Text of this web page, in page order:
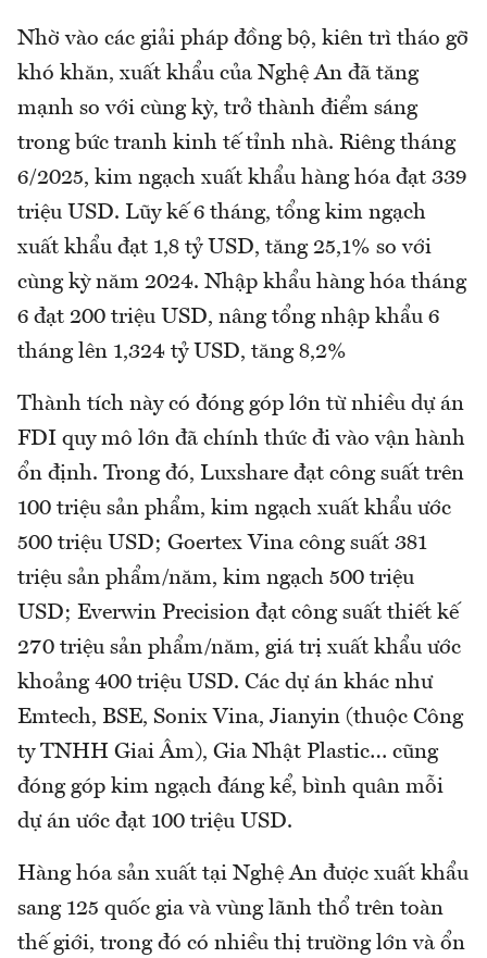
Nhờ vào các giải pháp đồng bộ, kiên trì tháo gỡ
khó khăn, xuất khẩu của Nghệ An đã tăng
mạnh so với cùng kỳ, trở thành điểm sáng
trong bức tranh kinh tế tỉnh nhà. Riêng tháng
6/2025, kim ngạch xuất khẩu hàng hóa đạt 339
triệu USD. Lũy kế 6 tháng, tổng kim ngạch
xuất khẩu đạt 1,8 tỷ USD, tăng 25,1% so với
cùng kỳ năm 2024. Nhập khẩu hàng hóa tháng
6 đạt 200 triệu USD, nâng tổng nhập khẩu 6
tháng lên 1,324 tỷ USD, tăng 8,2%
Thành tích này có đóng góp lớn từ nhiều dự án
FDI quy mô lớn đã chính thức đi vào vận hành
ổn định. Trong đó, Luxshare đạt công suất trên
100 triệu sản phẩm, kim ngạch xuất khẩu ước
500 triệu USD; Goertex Vina công suất 381
triệu sản phẩm/năm, kim ngạch 500 triệu
USD; Everwin Precision đạt công suất thiết kế
270 triệu sản phẩm/năm, giá trị xuất khẩu ước
khoảng 400 triệu USD. Các dự án khác như
Emtech, BSE, Sonix Vina, Jianyin (thuộc Công
ty TNHH Giai Âm), Gia Nhật Plastic… cũng
đóng góp kim ngạch đáng kể, bình quân mỗi
dự án ước đạt 100 triệu USD.
Hàng hóa sản xuất tại Nghệ An được xuất khẩu
sang 125 quốc gia và vùng lãnh thổ trên toàn
thế giới, trong đó có nhiều thị trường lớn và ổn